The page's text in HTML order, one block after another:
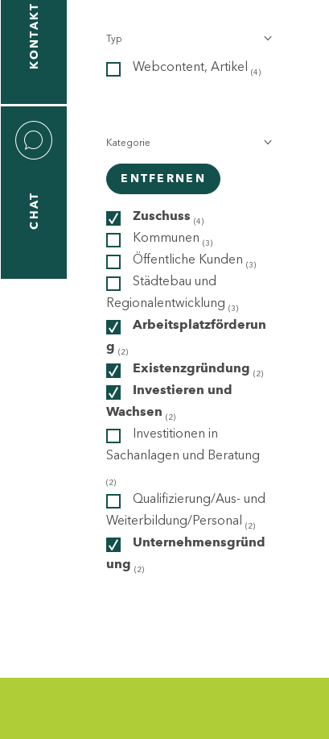
KONTAKT
CHAT
Typ
Webcontent, Artikel (4)
Kategorie
ENTFERNEN
Zuschuss (4)
Kommunen (3)
Öffentliche Kunden (3)
Städtebau und
Regionalentwicklung (3)
Arbeitsplatzförderun
g (2)
Existenzgründung (2)
Investieren und
Wachsen (2)
Investitionen in
Sachanlagen und Beratung
(2)
Qualifizierung/Aus- und
Weiterbildung/Personal (2)
Unternehmensgründ
ung (2)